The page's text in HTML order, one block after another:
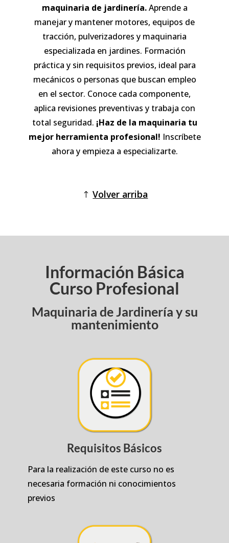
maquinaria de jardinería.Aprende a
manejar y mantener motores, equipos de
tracción, pulverizadores y maquinaria
especializada en jardines. Formación
práctica y sin requisitos previos, ideal para
mecánicos o personas que buscan empleo
en el sector. Conoce cada componente,
aplica revisiones preventivas y trabaja con
total seguridad. ¡Haz de la maquinaria tu
mejor herramienta profesional! Inscríbete
ahora y empieza a especializarte.
Volver arriba
Información Básica
Curso Profesional
Maquinaria de Jardinería y su
mantenimiento
Requisitos Básicos
Para la realización de este curso no es
necesaria formación ni conocimientos
previos